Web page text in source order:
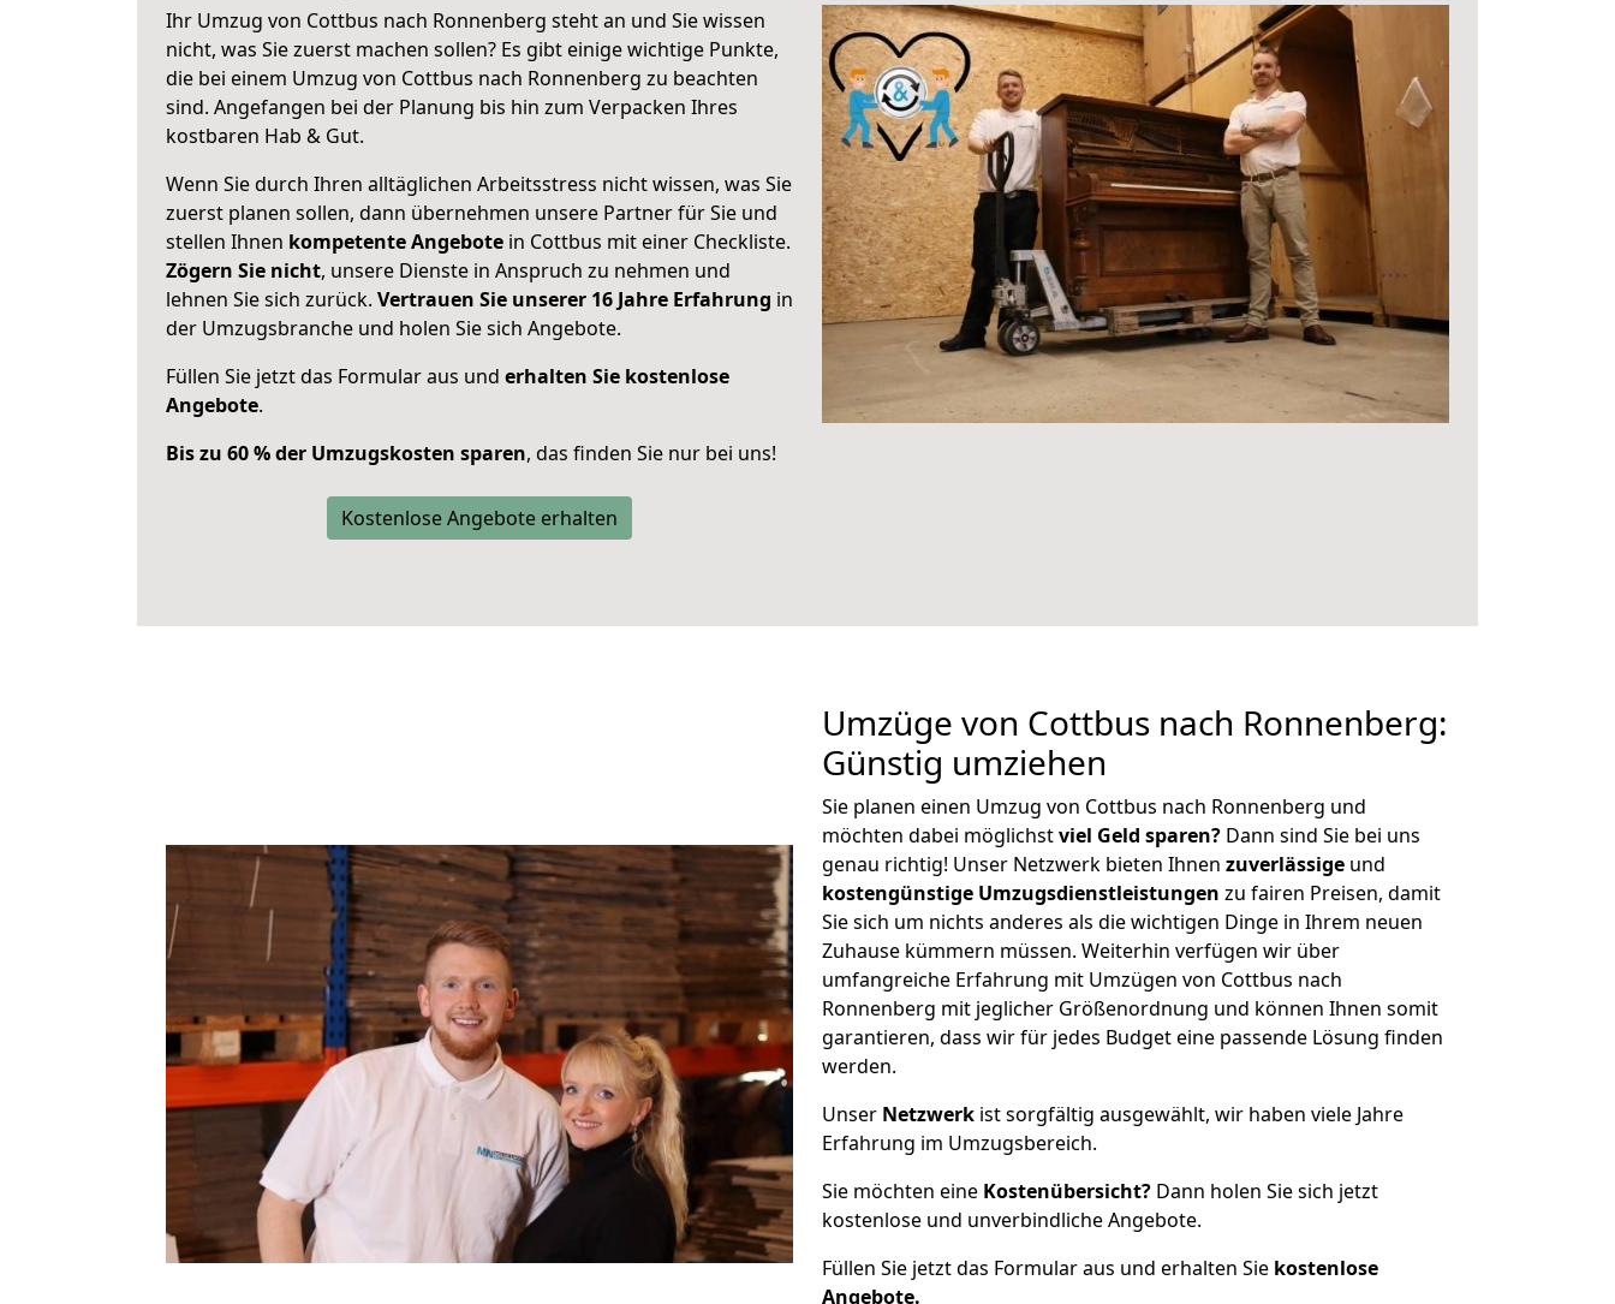
Ihr Umzug von Cottbus nach Ronnenberg steht an und Sie wissen
nicht, was Sie zuerst machen sollen? Es gibt einige wichtige Punkte,
die bei einem Umzug von Cottbus nach Ronnenberg zu beachten
sind. Angefangen bei der Planung bis hin zum Verpacken Ihres
kostbaren Hab & Gut.
Wenn Sie durch Ihren alltäglichen Arbeitsstress nicht wissen, was Sie
zuerst planen sollen, dann übernehmen unsere Partner für Sie und
stellen Ihnen kompetente Angebote in Cottbus mit einer Checkliste.
Zögern Sie nicht, unsere Dienste in Anspruch zu nehmen und
lehnen Sie sich zurück. Vertrauen Sie unserer 16 Jahre Erfahrung in
der Umzugsbranche und holen Sie sich Angebote.
Füllen Sie jetzt das Formular aus und erhalten Sie kostenlose
Angebote.
Bis zu 60 % der Umzugskosten sparen, das finden Sie nur bei uns!
Kostenlose Angebote erhalten
Umzüge von Cottbus nach Ronnenberg:
Günstig umziehen
Sie planen einen Umzug von Cottbus nach Ronnenberg und
möchten dabei möglichstviel Geld sparen? Dann sind Sie bei uns
genau richtig! Unser Netzwerk bieten Ihnen zuverlässige und
kostengünstige Umzugsdienstleistungen zu fairen Preisen, damit
Sie sich um nichts anderes als die wichtigen Dinge in Ihrem neuen
Zuhause kümmern müssen. Weiterhin verfügen wir über
umfangreiche Erfahrung mit Umzügen von Cottbus nach
Ronnenberg mit jeglicher Größenordnung und können Ihnen somit
garantieren, dass wir für jedes Budget eine passende Lösung finden
werden.
Unser Netzwerk ist sorgfältig ausgewählt, wir haben viele Jahre
Erfahrung im Umzugsbereich.
Sie möchten eine Kostenübersicht? Dann holen Sie sich jetzt
kostenlose und unverbindliche Angebote.
Füllen Sie jetzt das Formular aus und erhalten Sie kostenlose
Angebote.